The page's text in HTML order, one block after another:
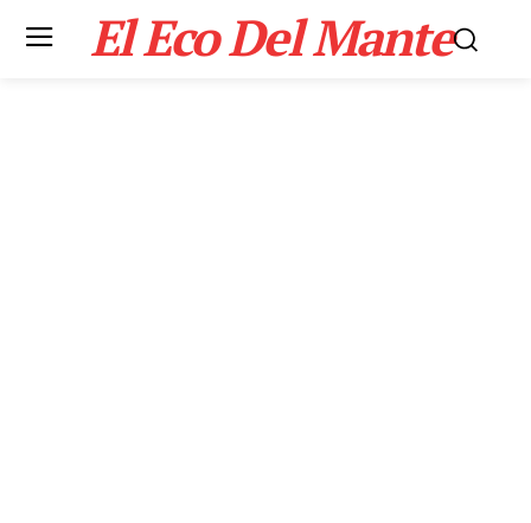
El Eco Del Mante